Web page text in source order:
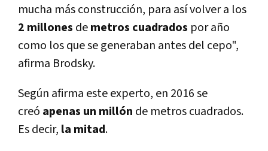
mucha más construcción, para así­ volver a los
2 millones demetros cuadrados por año
como los que se generaban antes del cepo",
afirma Brodsky.
Según afirma este experto, en 2016 se
creó apenas un millón de metros cuadrados.
Es decir, la mitad.